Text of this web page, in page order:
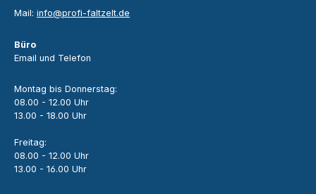
Mail: info@profi-faltzelt.de
Büro
Email und Telefon
Montag bis Donnerstag:
08.00 - 12.00 Uhr
13.00 - 18.00 Uhr
Freitag:
08.00 - 12.00 Uhr
13.00 - 16.00 Uhr